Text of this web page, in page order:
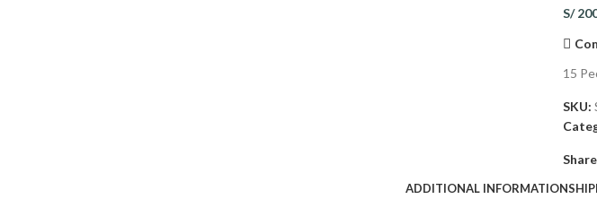
S/
15
SKU:
ADDITIONAL INFORMATION